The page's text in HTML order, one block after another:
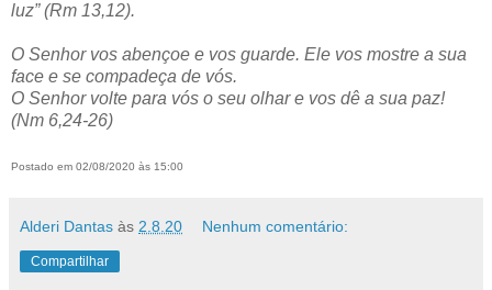
luz” (Rm 13,12).
O Senhor vos abençoe e vos guarde. Ele vos mostre a sua
face e se compadeça de vós.
O Senhor volte para vós o seu olhar e vos dê a sua paz!
(Nm 6,24-26)
Postado em 02/08/2020 às 15:00
Alderi Dantas às 2.8.20 Nenhum comentário:
Compartilhar